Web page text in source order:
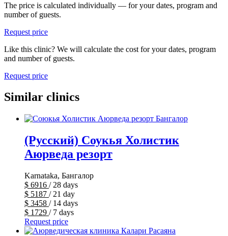
The price is calculated individually — for your dates, program and
number of guests.
Request price
Like this clinic? We will calculate the cost for your dates, program
and number of guests.
Request price
Similar clinics
(Русский) Соукья Холистик
Аюрведа резорт
Karnataka, Бангалор
$ 6916 / 28 days
$ 5187 / 21 day
$ 3458 / 14 days
$ 1729 / 7 days
Request price